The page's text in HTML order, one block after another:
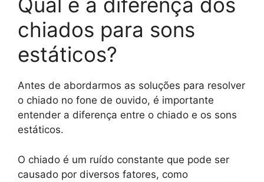
chiados para sons
estáticos?
Antes de abordarmos as soluções para resolver
o chiado no fone de ouvido, é importante
entender a diferença entre o chiado e os sons
estáticos.
O chiado é um ruído constante que pode ser
causado por diversos fatores, como